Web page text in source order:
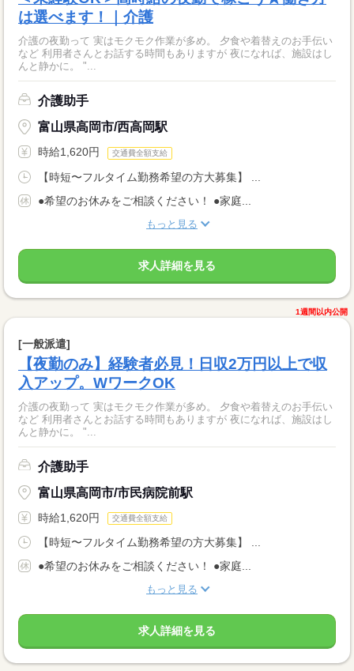
は選べます！｜介護
介護の夜勤って 実はモクモク作業が多め。 夕食や着替えのお手伝い
など 利用者さんとお話する時間もありますが 夜になれば、施設はし
んと静かに。 "...
介護助手
富山県高岡市/西高岡駅
時給1,620円 交通費全額支給
【時短〜フルタイム勤務希望の方大募集】 ...
●希望のお休みをご相談ください！ ●家庭...
もっと見る
求人詳細を見る
1週間以内公開
[一般派遣]
【夜勤のみ】経験者必見！日収2万円以上で収
入アップ。WワークOK
介護の夜勤って 実はモクモク作業が多め。 夕食や着替えのお手伝い
など 利用者さんとお話する時間もありますが 夜になれば、施設はし
んと静かに。 "...
介護助手
富山県高岡市/市民病院前駅
時給1,620円 交通費全額支給
【時短〜フルタイム勤務希望の方大募集】 ...
●希望のお休みをご相談ください！ ●家庭...
もっと見る
求人詳細を見る